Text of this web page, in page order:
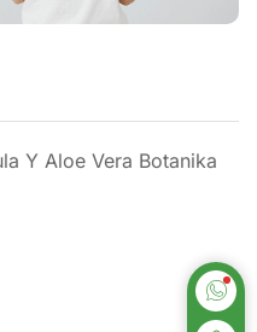
Y Aloe Vera Botanika